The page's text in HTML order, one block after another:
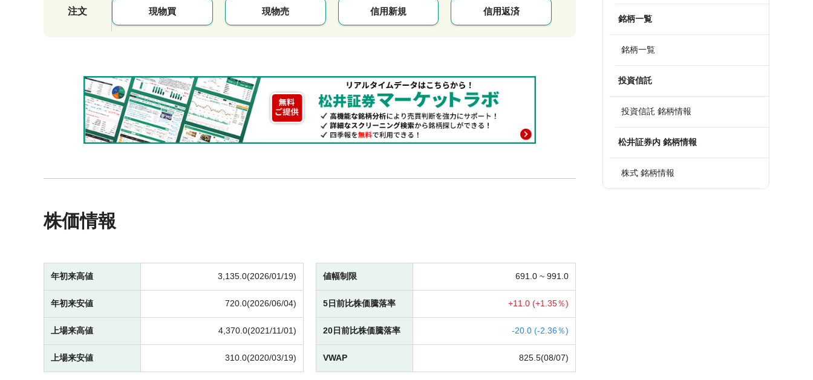
注文 現物買 現物売 信用新規 信用返済
株価情報
年初来高値 3,135.0(2026/01/19)
年初来安値 720.0(2026/06/04)
上場来高値 4,370.0(2021/11/01)
上場来安値 310.0(2020/03/19)
値幅制限 691.0 ~ 991.0
5日前比株価騰落率 +11.0 (+1.35％)
20日前比株価騰落率 -20.0 (-2.36％)
VWAP 825.5(08/07)
銘柄一覧
銘柄一覧
投資信託
投資信託 銘柄情報
松井証券内 銘柄情報
株式 銘柄情報